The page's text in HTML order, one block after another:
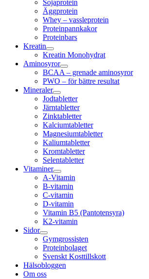
Sojaprotein
Äggprotein
Whey – vassleprotein
Proteinpannkakor
Proteinbars
Kreatin
Kreatin Monohydrat
Aminosyror
BCAA – grenade aminosyror
PWO – för bättre resultat
Mineraler
Jodtabletter
Järntabletter
Zinktabletter
Kalciumtabletter
Magnesiumtabletter
Kaliumtabletter
Kromtabletter
Selentabletter
Vitaminer
A-Vitamin
B-vitamin
C-vitamin
D-vitamin
Vitamin B5 (Pantotensyra)
K2-vitamin
Sidor
Gymgrossisten
Proteinbolaget
Svenskt Kosttillskott
Hälsobloggen
Om oss